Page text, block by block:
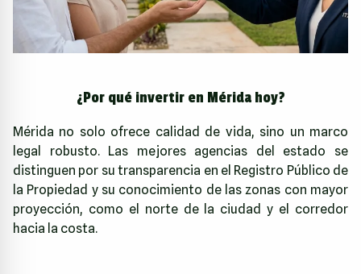
¿Por qué invertir en Mérida hoy?
Mérida no solo ofrece calidad de vida, sino un marco
legal robusto. Las mejores agencias del estado se
distinguen por su transparencia en el Registro Público de
la Propiedad y su conocimiento de las zonas con mayor
proyección, como el norte de la ciudad y el corredor
hacia la costa.